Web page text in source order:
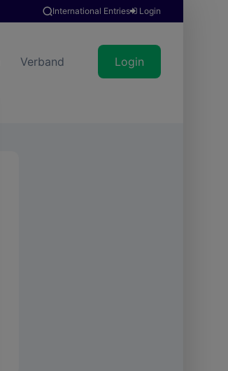
International Entries Login
Verband Login